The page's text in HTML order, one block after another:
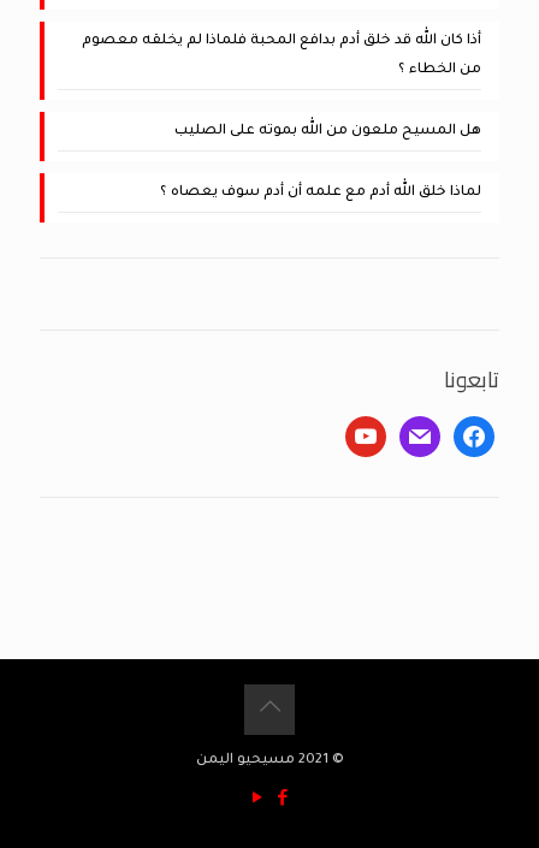
أذا كان الله قد خلق أدم بدافع المحبة فلماذا لم يخلقه معصوم
من الخطاء ؟
هل المسيح ملعون من الله بموته على الصليب
لماذا خلق الله أدم مع علمه أن أدم سوف يعصاه ؟
تابعونا
facebook
mail
youtube
© 2021 مسيحيو اليمن